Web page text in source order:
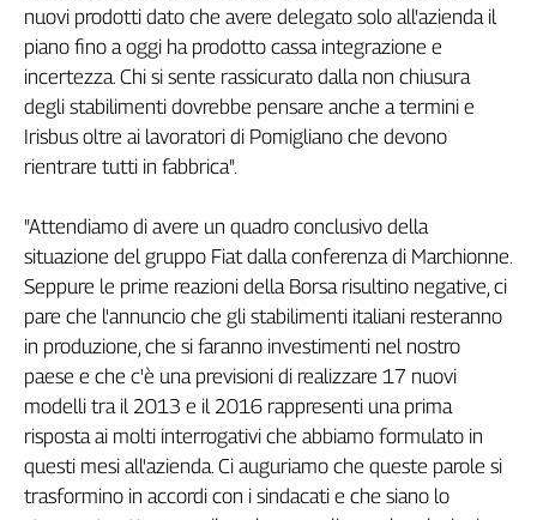
Work
in
Progress
L'Italia
nel
Lavoro
Abruzzo-
Alto
Adige
Basilicata
Calabria
Emilia-
Romagna
Friuli
nuovi prodotti dato che avere delegato solo all'azienda il
piano fino a oggi ha prodotto cassa integrazione e
incertezza. Chi si sente rassicurato dalla non chiusura
degli stabilimenti dovrebbe pensare anche a termini e
Irisbus oltre ai lavoratori di Pomigliano che devono
rientrare tutti in fabbrica".
"Attendiamo di avere un quadro conclusivo della
situazione del gruppo Fiat dalla conferenza di Marchionne.
Seppure le prime reazioni della Borsa risultino negative, ci
pare che l'annuncio che gli stabilimenti italiani resteranno
in produzione, che si faranno investimenti nel nostro
paese e che c'è una previsioni di realizzare 17 nuovi
modelli tra il 2013 e il 2016 rappresenti una prima
risposta ai molti interrogativi che abbiamo formulato in
questi mesi all'azienda. Ci auguriamo che queste parole si
trasformino in accordi con i sindacati e che siano lo